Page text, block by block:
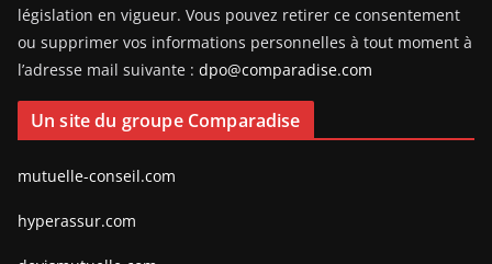
législation en vigueur. Vous pouvez retirer ce consentement
ou supprimer vos informations personnelles à tout moment à
l’adresse mail suivante : dpo@comparadise.com
Un site du groupe Comparadise
mutuelle-conseil.com
hyperassur.com